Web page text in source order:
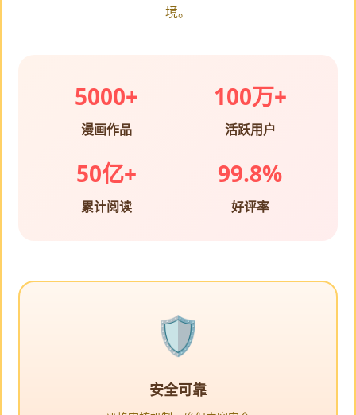
境。
5000+
漫画作品
100万+
活跃用户
50亿+
累计阅读
99.8%
好评率
安全可靠